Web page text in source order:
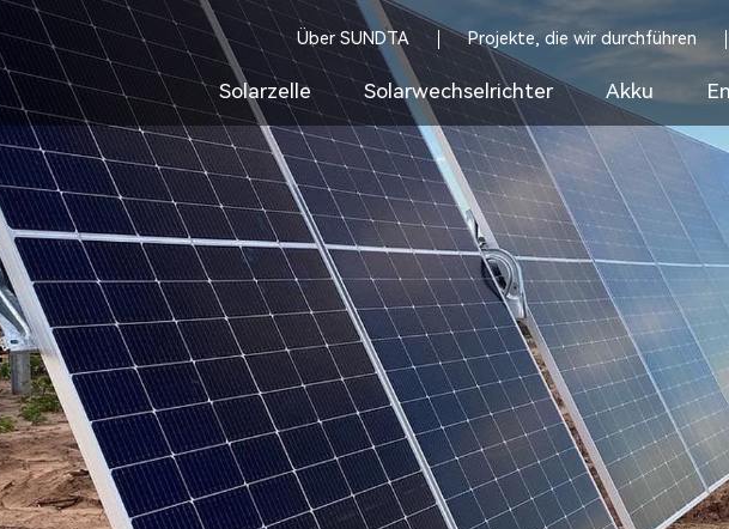
Über SUNDTA Projekte, die wir durchführen
Solarzelle Solarwechselrichter Akku